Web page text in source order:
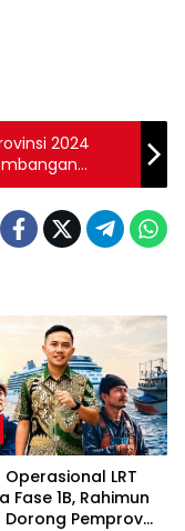
2024
LRT
Fase 1B, Rahimun
Dorong Pemprov